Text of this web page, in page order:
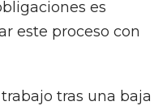
es
este proceso con
tras una baja